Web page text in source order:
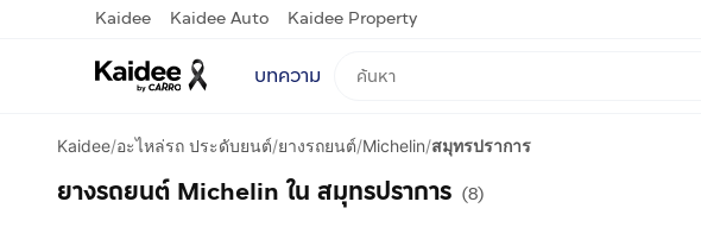
Kaidee Kaidee Auto Kaidee Property
บทความ
Kaidee/อะไหล่รถ ประดับยนต์/ยางรถยนต์/Michelin/สมุทรปราการ
ยางรถยนต์ Michelin ใน สมุทรปราการ (8)